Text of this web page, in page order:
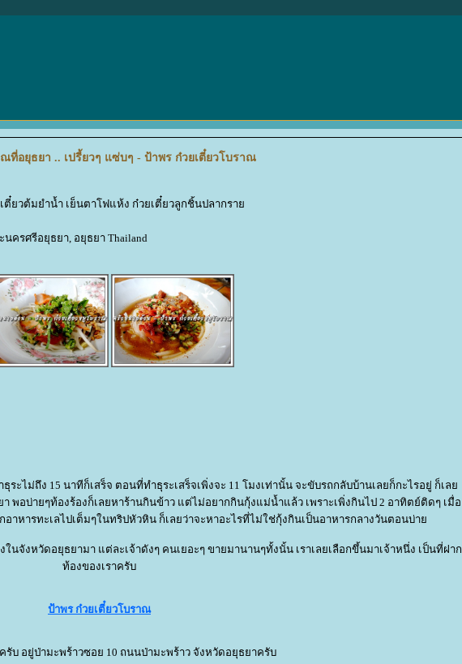
อยุธยา .. เปรี้ยวๆ แซ่บๆ - ป้าพร ก๋วยเตี๋ยวโบราณ
ยวต้มยำน้ำ เย็นตาโฟแห้ง ก๋วยเตี๋ยวลูกชิ้นปลากรา
ครศรีอยุธยา, อยุธยา Thailand
ะไม่ถึง 15 นาทีก็เสร็จ ตอนที่ทำธุระเสร็จเพิ่งจะ 11 โมงเท่านั้น จะขับรถกลับบ้านเลยก็กะไรอยู่ ก็เล
พอบ่ายๆท้องร้องก็เลยหาร้านกินข้าว แต่ไม่อยากกินกุ้งแม่น้ำแล้ว เพราะเพิ่งกินไป 2 อาทิตย์ติดๆ เมื่อ
าหารทะเลไปเต็มๆในทริปหัวหิน ก็เลยว่าจะหาอะไรที่ไม่ใช่กุ้งกินเป็นอาหารกลางวันตอนบ่า
จังหวัดอยุธยามา แต่ละเจ้าดังๆ คนเยอะๆ ขายมานานๆทั้งนั้น เราเลยเลือกขึ้นมาเจ้าหนึ่ง เป็นที่ฝาก
ท้องของเราครับ
ป้าพร ก๋วยเตี๋ยวโบราณ
รับ อยู่ป่ามะพร้าวซอย 10 ถนนป่ามะพร้าว จังหวัดอยุธยาครับ